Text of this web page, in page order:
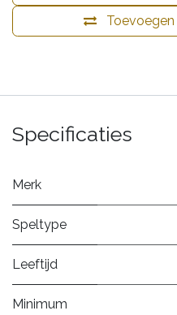
Specificaties
Merk
Speltype
Leeftijd
Minimum